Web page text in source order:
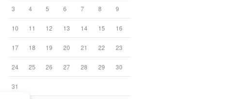
3 4 5 6 7 8 9
10 11 12 13 14 15 16
17 18 19 20 21 22 23
24 25 26 27 28 29 30
31